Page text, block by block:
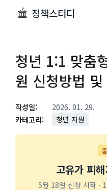
정책스터디
청년 1:1 맞춤
원 신청방법
작성일:
2026. 01. 29.
카테고리:
청년 지원
고유가 피
5월 18일 신청 시작 ·